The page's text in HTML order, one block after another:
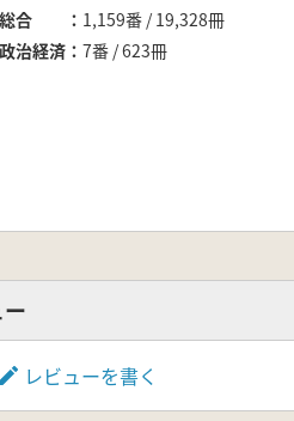
総合
1,159番 / 19,328冊
政治経済
7番 / 623冊
レビューを書く